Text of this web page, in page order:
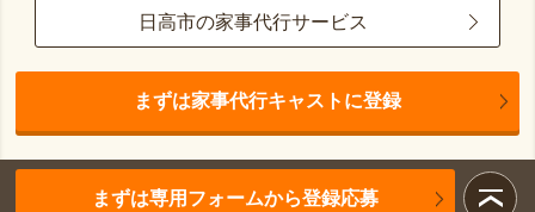
日高市の家事代行サービス
まずは家事代行キャストに登録
まずは専用フォームから登録応募